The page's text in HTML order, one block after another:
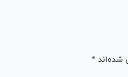
شده‌اند *